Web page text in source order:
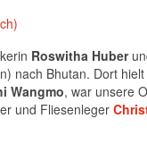
)
Roswitha Huber
nach Bhutan. Dort
Wangmo, war unsere
und Fliesenleger